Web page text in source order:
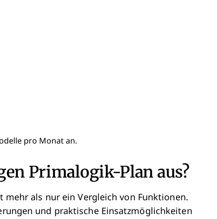
pro Monat an.
Primalogik-Plan aus?
als nur ein Vergleich von Funktionen.
und praktische Einsatzmöglichkeiten